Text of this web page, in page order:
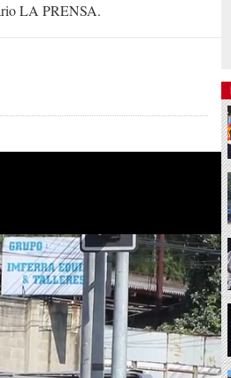
LA PRENSA.